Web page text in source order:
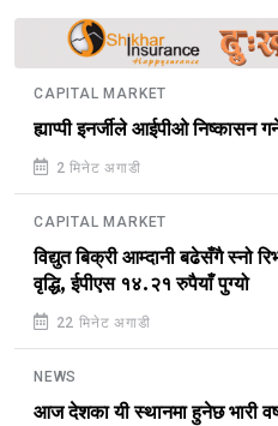
CAPITAL MARKET
ह्याप्पी इनर्जीले आईपीओ निष्कासन
2 मिनेट अगाडी
CAPITAL MARKET
विद्युत बिक्री आम्दानी बढेसँगै स्नो
वृद्धि, ईपीएस १४.२१ रुपैयाँ पुग्यो
22 मिनेट अगाडी
NEWS
आज देशका यी स्थानमा हुनेछ भारी